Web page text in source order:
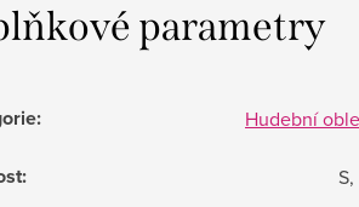
parametry
: Hudební
: